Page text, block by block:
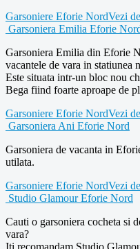
Garsoniere Eforie NordVezi
Garsoniera Emilia Eforie
Garsoniera Emilia din Eforie
vacantele de vara in statiunea
Este situata intr-un bloc nou
Bega fiind foarte aproape de
Garsoniere Eforie NordVezi
Garsoniera Ani Eforie Nord
Garsoniera de vacanta in
utilata.
Garsoniere Eforie NordVezi
Studio Glamour Eforie Nord
Cauti o garsoniera cocheta si
vara?